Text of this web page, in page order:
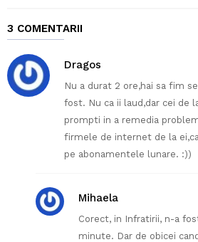
3 COMENTARII
Dragos
Nu a durat 2 ore,hai sa fim
fost. Nu ca ii laud,dar cei de
prompti in a remedia
firmele de internet de la
pe abonamentele lunare. :))
Mihaela
Corect, in Infratirii, n-a
minute. Dar de obicei